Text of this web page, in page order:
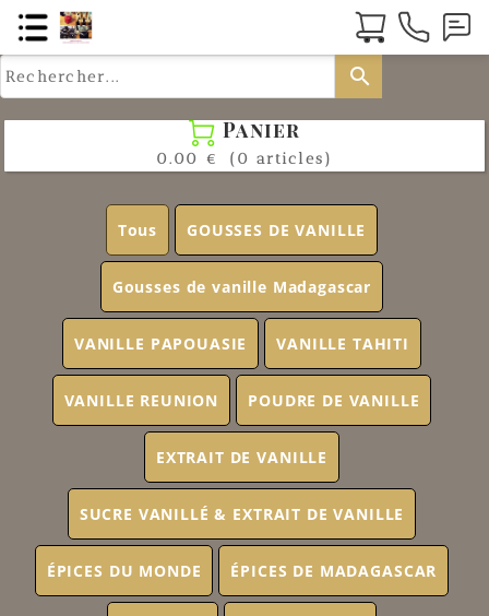
search
 Panier
0.00 € (0 articles)
Tous GOUSSES DE VANILLE
Gousses de vanille Madagascar
VANILLE PAPOUASIE VANILLE TAHITI
VANILLE REUNION POUDRE DE VANILLE
EXTRAIT DE VANILLE
SUCRE VANILLÉ & EXTRAIT DE VANILLE
ÉPICES DU MONDE ÉPICES DE MADAGASCAR